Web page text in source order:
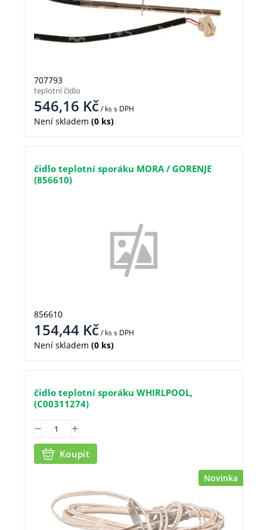
707793
546,16 Kč/ kss DPH
Není skladem (0 ks)
teplotní čidlo
čidlo teplotní sporáku MORA / GORENJE
(856610)
856610
154,44 Kč/ kss DPH
Není skladem (0 ks)
Novinka
čidlo teplotní sporáku WHIRLPOOL,
(C00311274)
Koupit